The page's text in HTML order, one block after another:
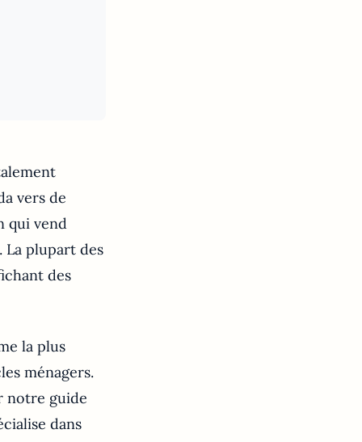
vers de
qui vend
La plupart des
des
la plus
ménagers.
notre guide
dans